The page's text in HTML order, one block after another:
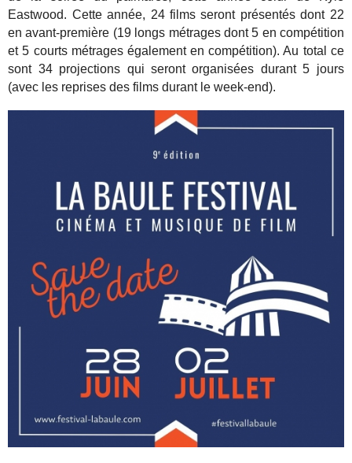
Eastwood. Cette année, 24 films seront présentés dont 22
en avant-première (19 longs métrages dont 5 en compétition
et 5 courts métrages également en compétition). Au total ce
sont 34 projections qui seront organisées durant 5 jours
(avec les reprises des films durant le week-end).